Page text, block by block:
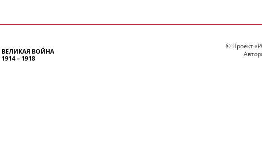
ВЕЛИКАЯ ВОЙНА
1914 – 1918
© Проект